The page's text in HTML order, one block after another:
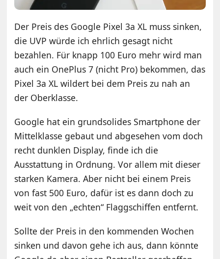
Der Preis des Google Pixel 3a XL muss sinken,
die UVP würde ich ehrlich gesagt nicht
bezahlen. Für knapp 100 Euro mehr wird man
auch ein OnePlus 7 (nicht Pro) bekommen, das
Pixel 3a XL wildert bei dem Preis zu nah an
der Oberklasse.
Google hat ein grundsolides Smartphone der
Mittelklasse gebaut und abgesehen vom doch
recht dunklen Display, finde ich die
Ausstattung in Ordnung. Vor allem mit dieser
starken Kamera. Aber nicht bei einem Preis
von fast 500 Euro, dafür ist es dann doch zu
weit von den „echten“ Flaggschiffen entfernt.
Sollte der Preis in den kommenden Wochen
sinken und davon gehe ich aus, dann könnte